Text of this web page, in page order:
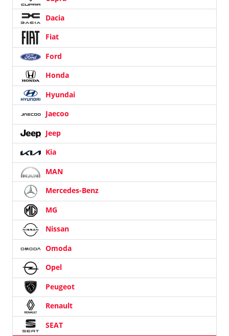
Dacia
Fiat
Ford
Honda
Hyundai
Jaecoo
Jeep
Kia
MAN
Mercedes-Benz
MG
Nissan
Omoda
Opel
Peugeot
Renault
SEAT